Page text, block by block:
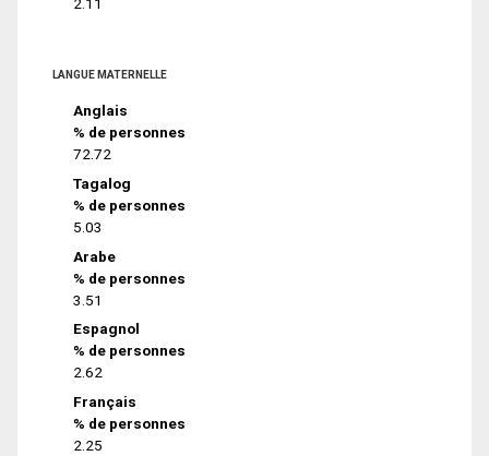
LANGUE MATERNELLE
Anglais
% de personnes
72.72
Tagalog
% de personnes
5.03
Arabe
% de personnes
3.51
Espagnol
% de personnes
2.62
Français
% de personnes
2.25